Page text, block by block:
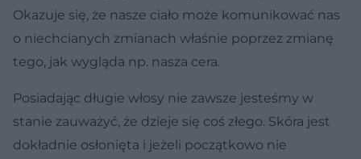
Okazuje się, że nasze ciało może komunikować nas
o niechcianych zmianach właśnie poprzez zmianę
tego, jak wygląda np. nasza cera.
Posiadając długie włosy nie zawsze jesteśmy w
stanie zauważyć, że dzieje się coś złego. Skóra jest
dokładnie osłonięta i jeżeli początkowo nie